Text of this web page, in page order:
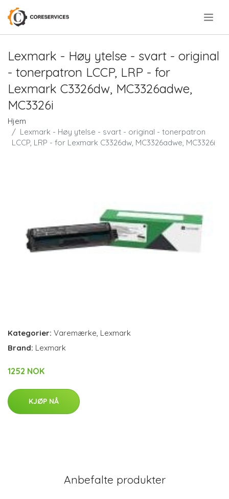
Lexmark - Høy ytelse - svart - original
- tonerpatron LCCP, LRP - for
Lexmark C3326dw, MC3326adwe,
MC3326i
Hjem
Lexmark - Høy ytelse - svart - original - tonerpatron
LCCP, LRP - for Lexmark C3326dw, MC3326adwe, MC3326i
Kategorier: Varemærke Lexmark
Brand: Lexmark
1252 NOK
KJØP NÅ
Anbefalte produkter